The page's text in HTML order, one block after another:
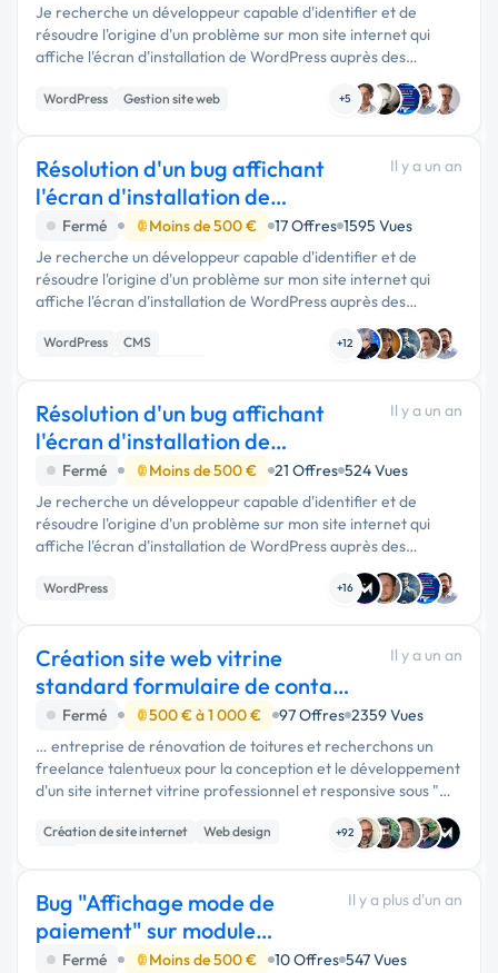
Je recherche un développeur capable d'identifier et de
résoudre l'origine d'un problème sur mon site internet qui
affiche l'écran d'installation de WordPress auprès des
utilisateurs lors des pics de trafic (trop de requêtes). …
WordPress Gestion site web +5
Résolution d'un bug affichant
l'écran d'installation de
WordPress
Il y a un an
Fermé Moins de 500 € 17 Offres 1595 Vues
Je recherche un développeur capable d'identifier et de
résoudre l'origine d'un problème sur mon site internet qui
affiche l'écran d'installation de WordPress auprès des
utilisateurs lors des pics de trafic (trop de requêtes). …
WordPress
CMS
+12
Résolution d'un bug affichant
l'écran d'installation de
WordPress
Il y a un an
Fermé Moins de 500 € 21 Offres 524 Vues
Je recherche un développeur capable d'identifier et de
résoudre l'origine d'un problème sur mon site internet qui
affiche l'écran d'installation de WordPress auprès des
utilisateurs lors des pics de trafic (trop de requêtes). …
WordPress +16
Création site web vitrine
standard formulaire de contact
4/5 pages
Il y a un an
Fermé 500 € à 1 000 € 97 Offres 2359 Vues
… entreprise de rénovation de toitures et recherchons un
freelance talentueux pour la conception et le développement
d'un site internet vitrine professionnel et responsive sous "
WordPress " EXCLUSIVEMENT. Le site aura une …
Création de site internet
Web design
+92
Bug "Affichage mode de
paiement" sur module
Booking Chauffeur
Il y a plus d'un an
Fermé Moins de 500 € 10 Offres 547 Vues